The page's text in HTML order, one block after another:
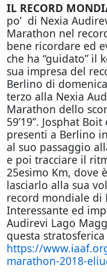
IL RECORD
po’ di Nexia
Marathon nel
bene ricordare ed
che ha “guidato” il
sua impresa del
Berlino di
terzo alla Nexia
Marathon dello
59’19’’. Josphat
presenti a Berlino
al suo passaggio
e poi tracciare il
25esimo Km, dove
lasciarlo alla sua
record mondiale di
Interessante ed
Audirevi Lago
questa
https://
marathon-2018-